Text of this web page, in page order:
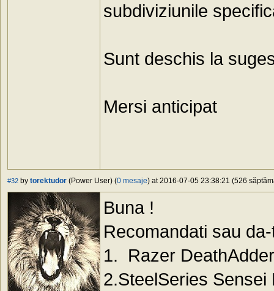
subdiviziunile
Sunt deschis la
Mersi anticipat
#32 by torektudor (Power User) (0 mesaje) at 2016-07-05 23:38:21 (526
Buna !
Recomandati sau
1. Razer
2.SteelSeries